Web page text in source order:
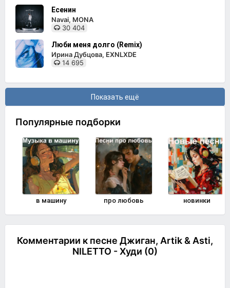
Есенин
Navai, MONA
30 404
Люби меня долго (Remix)
Ирина Дубцова, EXNLXDE
14 695
Показать ещё
Популярные подборки
в машину про любовь новинки
Комментарии к песне Джиган, Artik & Asti,
NILETTO - Худи (0)